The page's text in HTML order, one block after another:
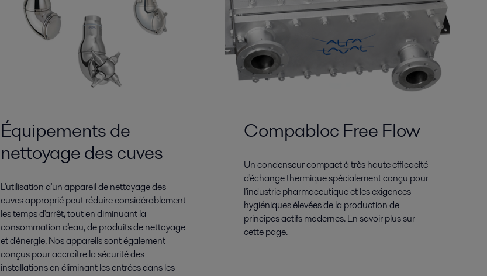
Équipements de
nettoyage des cuves
L'utilisation d'un appareil de nettoyage des
cuves approprié peut réduire considérablement
les temps d'arrêt, tout en diminuant la
consommation d'eau, de produits de nettoyage
et d'énergie. Nos appareils sont également
conçus pour accroître la sécurité des
installations en éliminant les entrées dans les
Compabloc Free Flow
Un condenseur compact à très haute efficacité
d'échange thermique spécialement conçu pour
l'industrie pharmaceutique et les exigences
hygiéniques élevées de la production de
principes actifs modernes. En savoir plus sur
cette page.